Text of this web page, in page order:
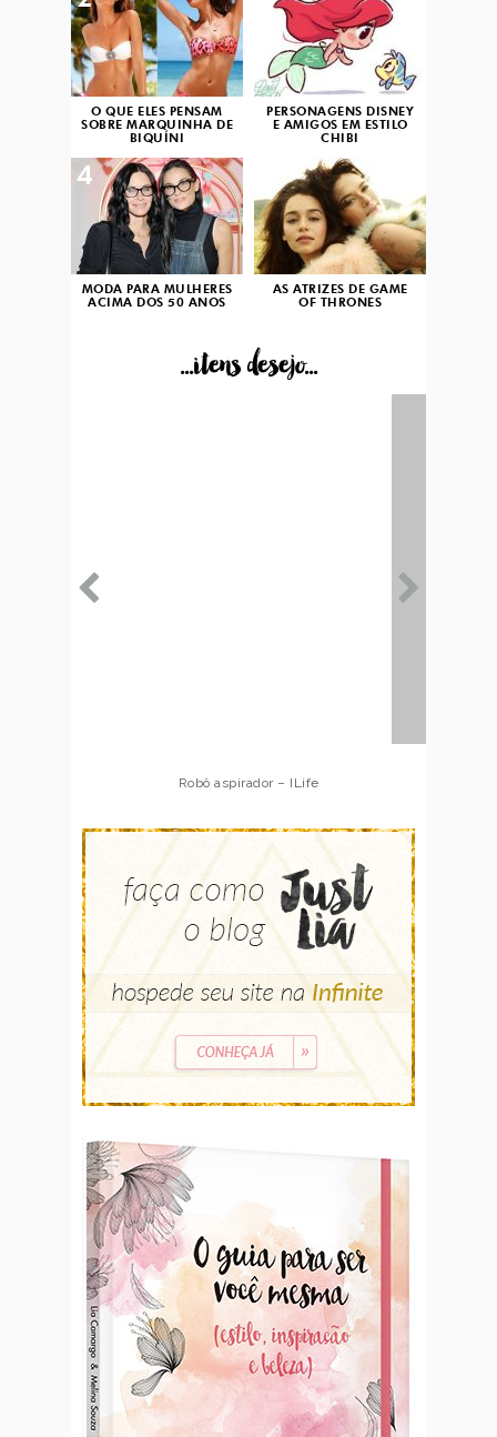
O QUE ELES PENSAM
SOBRE MARQUINHA DE
BIQUÍNI
PERSONAGENS DISNEY
E AMIGOS EM ESTILO
CHIBI
MODA PARA MULHERES
ACIMA DOS 50 ANOS
4
AS ATRIZES DE GAME
OF THRONES
...itens desejo...
Robô aspirador – Multilaser